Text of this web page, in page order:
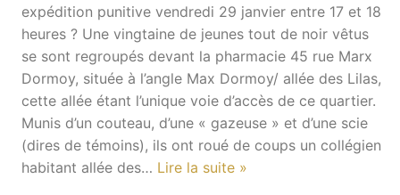
expédition punitive vendredi 29 janvier entre 17 et 18
heures ? Une vingtaine de jeunes tout de noir vêtus
se sont regroupés devant la pharmacie 45 rue Marx
Dormoy, située à l’angle Max Dormoy/ allée des Lilas,
cette allée étant l’unique voie d’accès de ce quartier.
Munis d’un couteau, d’une « gazeuse » et d’une scie
(dires de témoins), ils ont roué de coups un collégien
habitant allée des… Lire la suite »